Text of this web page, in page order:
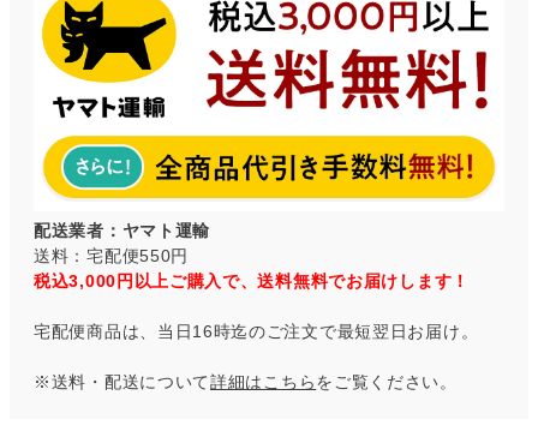
配送業者：ヤマト運輸
送料：宅配便550円
税込3,000円以上ご購入で、送料無料でお届けします！
宅配便商品は、当日16時迄のご注文で最短翌日お届け。
※送料・配送について詳細はこちらをご覧ください。